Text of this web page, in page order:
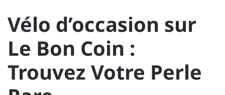
Vélo d’occasion sur
Le Bon Coin :
Trouvez Votre Perle